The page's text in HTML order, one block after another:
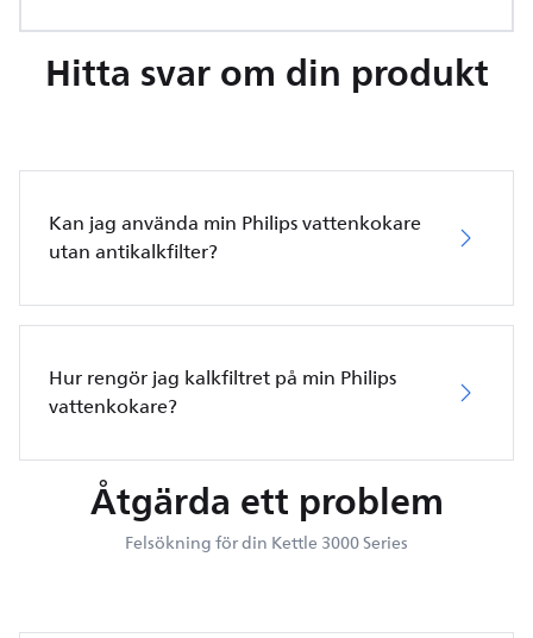
Hitta svar om din produkt
Kan jag använda min Philips vattenkokare
utan antikalkfilter?
Hur rengör jag kalkfiltret på min Philips
vattenkokare?
Åtgärda ett problem
Felsökning för din Kettle 3000 Series